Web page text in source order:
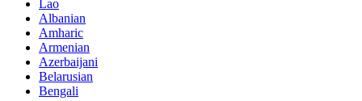
Lao
Albanian
Amharic
Armenian
Azerbaijani
Belarusian
Bengali